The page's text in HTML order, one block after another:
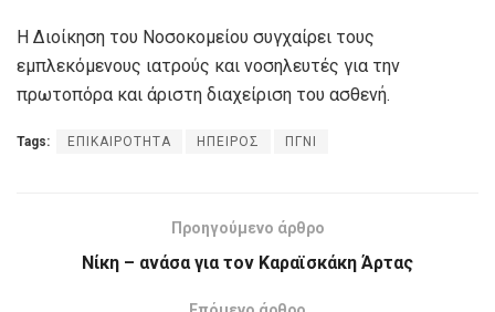
Η Διοίκηση του Νοσοκομείου συγχαίρει τους
εμπλεκόμενους ιατρούς και νοσηλευτές για την
πρωτοπόρα και άριστη διαχείριση του ασθενή.
Tags: ΕΠΙΚΑΙΡΟΤΗΤΑ ΗΠΕΙΡΟΣ ΠΓΝΙ
Προηγούμενο άρθρο
Νίκη – ανάσα για τον Καραϊσκάκη Άρτας